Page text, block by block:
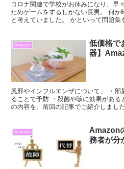
コロナ関連で学校がお休みになり、早
ためゲームをするしかない長男。 何
と考えていました。 かといって問題
Amazon
低価格で
器】
風邪やインフルエンザについて、 ・部
ることで予防 ・殺菌や咳に効果があ
の内容を、前回の記事でご紹介しまし
Amazon
Amazon
務者が分